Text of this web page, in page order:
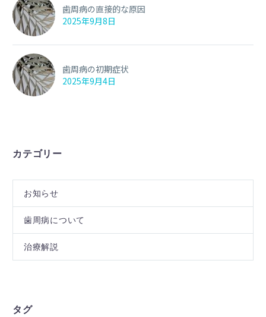
歯周病の直接的な原因
2025年9月8日
歯周病の初期症状
2025年9月4日
カテゴリー
お知らせ
歯周病について
治療解説
タグ